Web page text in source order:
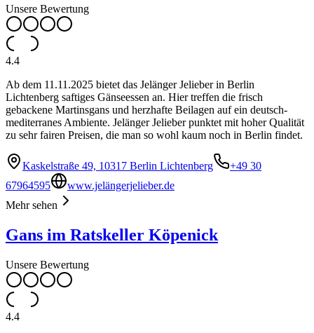
Unsere Bewertung
4.4
Ab dem 11.11.2025 bietet das Jelänger Jelieber in Berlin
Lichtenberg saftiges Gänseessen an. Hier treffen die frisch
gebackene Martinsgans und herzhafte Beilagen auf ein deutsch-
mediterranes Ambiente. Jelänger Jelieber punktet mit hoher Qualität
zu sehr fairen Preisen, die man so wohl kaum noch in Berlin findet.
Kaskelstraße 49, 10317 Berlin Lichtenberg
+49 30
67964595
www.jelängerjelieber.de
Mehr sehen
Gans im Ratskeller Köpenick
Unsere Bewertung
4.4